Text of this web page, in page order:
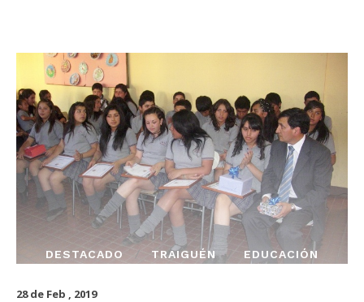
DESTACADO TRAIGUÉN EDUCACIÓN
28 de Feb , 2019